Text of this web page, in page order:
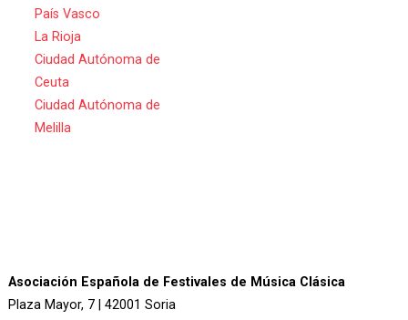
País Vasco
La Rioja
Ciudad Autónoma de
Ceuta
Ciudad Autónoma de
Melilla
Asociación Española de Festivales de Música Clásica
Plaza Mayor, 7 | 42001 Soria